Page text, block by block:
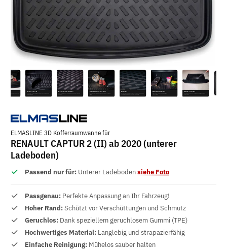
ELMASLINE 3D Kofferraumwanne für
RENAULT CAPTUR 2 (II) ab 2020 (unterer
Ladeboden)
Passend nur für: Unterer Ladebodensiehe Foto
Passgenau: Perfekte Anpassung an Ihr Fahrzeug!
Hoher Rand:Schützt vor Verschüttungen und Schmutz
Geruchlos: Dank speziellem geruchlosem Gummi (TPE)
Hochwertiges Material: Langlebig und strapazierfähig
Einfache Reinigung: Mühelos sauber halten